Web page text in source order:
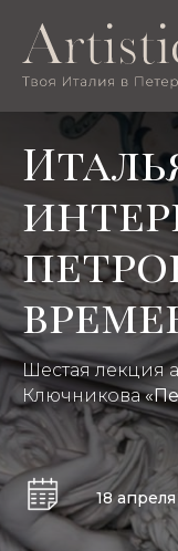
Шестая лекция
Ключникова
18 апреля